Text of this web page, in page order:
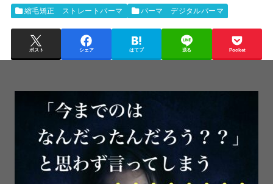
縮毛矯正 ストレートパーマ パーマ デジタルパーマ
ポスト シェア はてブ 送る Pocket